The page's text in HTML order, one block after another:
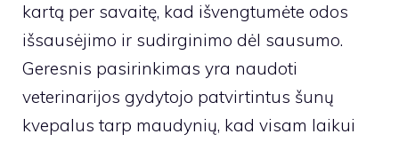
kartą per savaitę, kad išvengtumėte odos
išsausėjimo ir sudirginimo dėl sausumo.
Geresnis pasirinkimas yra naudoti
veterinarijos gydytojo patvirtintus šunų
kvepalus tarp maudynių, kad visam laikui